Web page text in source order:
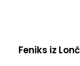
Feniks iz